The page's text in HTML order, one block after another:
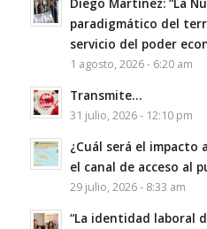
paradigmático del
servicio del poder
1 agosto, 2026 - 6:20 am
Transmite…
31 julio, 2026 - 12:10 pm
¿Cuál será el
el canal de acceso al
29 julio, 2026 - 8:33 am
“La identidad laboral